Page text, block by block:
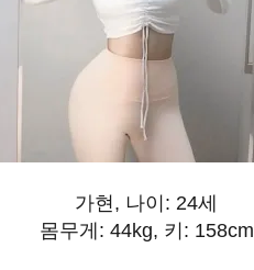
가현, 나이: 24세
몸무게: 44kg, 키: 158cm